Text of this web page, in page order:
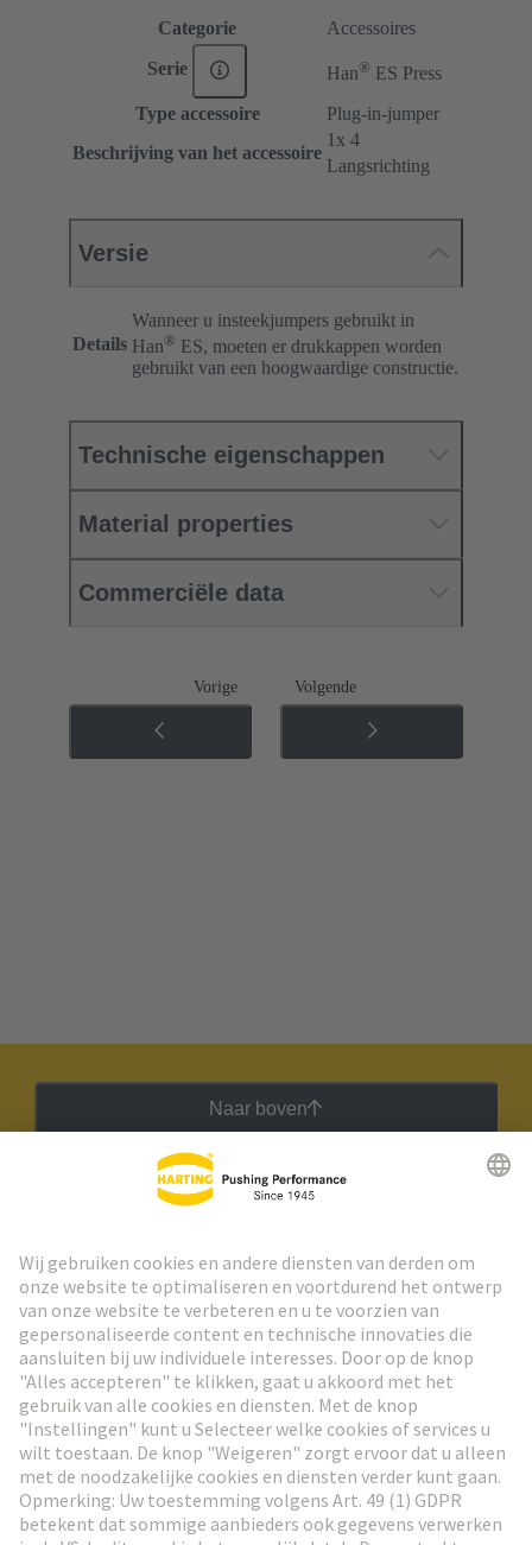
Categorie Accessoires
Serie Han® ES Press
Type accessoire
Plug-in-jumper
Beschrijving van het accessoire
1x 4
Langsrichting
Versie
Details
Wanneer u insteekjumpers gebruikt in
Han® ES, moeten er drukkappen worden
gebruikt van een hoogwaardige constructie.
Technische eigenschappen
Material properties
Commerciële data
Vorige Volgende
Naar boven
Ga naar registratie
Social Media